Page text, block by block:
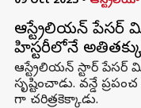
ఆస్ట్రేలియన్ పేసర్
హిస్టరీలోనే
ఆస్ట్రేలియన్ స్టార్‌ పేసర్‌
సృష్టించాడు. వన్డే
గా చరిత్రకెక్కాడు.